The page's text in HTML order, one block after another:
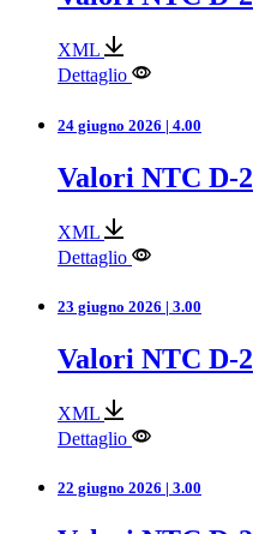
XML
Dettaglio
24 giugno 2026 | 4.00
Valori NTC D-2
XML
Dettaglio
23 giugno 2026 | 3.00
Valori NTC D-2
XML
Dettaglio
22 giugno 2026 | 3.00